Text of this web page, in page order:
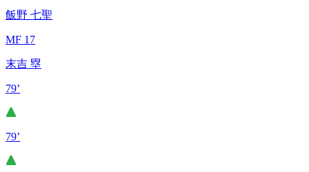
飯野 七聖
MF 17
末吉 塁
79’
79’